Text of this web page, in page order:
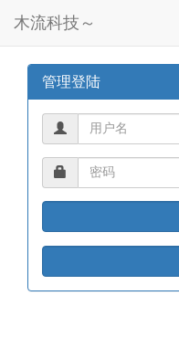
木流科技～
管理登陆